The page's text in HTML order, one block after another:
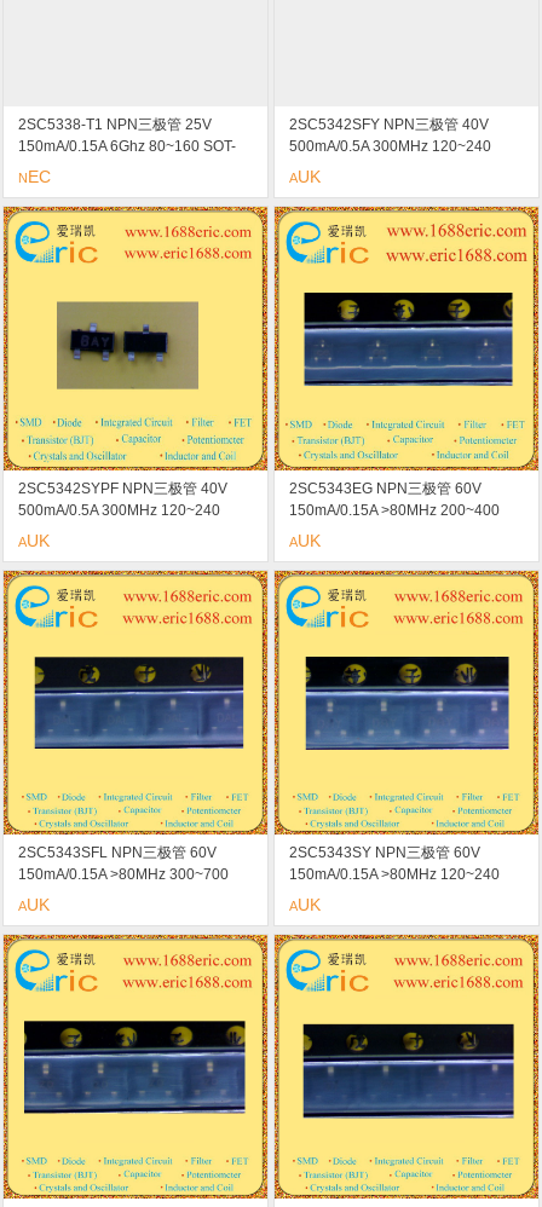
2SC5338-T1 NPN三极管 25V
150mA/0.15A 6Ghz 80~160 SOT-
89 marking/标记 SF 高频低失真放大
NEC
2SC5342SFY NPN三极管 40V
500mA/0.5A 300MHz 120~240
<250mV/0.25V SOT-23/SC-59
AUK
2SC5342SYPF NPN三极管 40V
500mA/0.5A 300MHz 120~240
<250mV/0.25V SOT-23/SC-59
AUK
2SC5343EG NPN三极管 60V
150mA/0.15A >80MHz 200~400
<250mV/0.25V SOT-523 marking/
AUK
2SC5343SFL NPN三极管 60V
150mA/0.15A >80MHz 300~700
<250mV/0.25V SOT-23/SC-59
AUK
2SC5343SY NPN三极管 60V
150mA/0.15A >80MHz 120~240
<250mV/0.25V SOT-23/SC-59
AUK